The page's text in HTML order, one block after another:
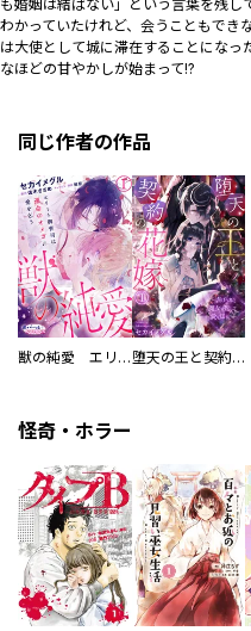
も婚姻は結ばない」という言葉を残し
わかっていたけれど、会うこともで
は大使として城に滞在することにな
なほどの甘やかしが始まって!?︎
同じ作者の作品
獣の純愛 エリート御曹司は運命のオメガに愛を乞う 堕天の王と契約の花嫁～虐げられた魔女は死して愛を知る～
怪奇・ホラー